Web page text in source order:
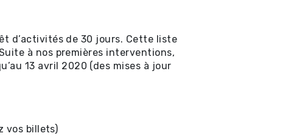
d’activités de 30 jours. Cette liste
à nos premières interventions,
13 avril 2020 (des mises à jour
vos billets)